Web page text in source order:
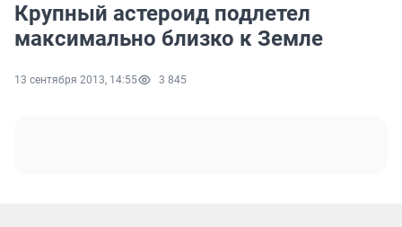
Крупный астероид подлетел
максимально близко к Земле
13 сентября 2013, 14:55 3 845